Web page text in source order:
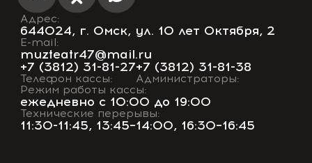
Адрес:
644024, г. Омск, ул. 10 лет Октября, 2
E-mail:
muzteatr47@mail.ru
Телефон кассы:
+7 (3812) 31-81-27
Режим работы кассы:
ежедневно с 10:00 до 19:00
Администраторы:
+7 (3812) 31-81-38
Технические перерывы:
11:30-11:45, 13:45–14:00, 16:30–16:45